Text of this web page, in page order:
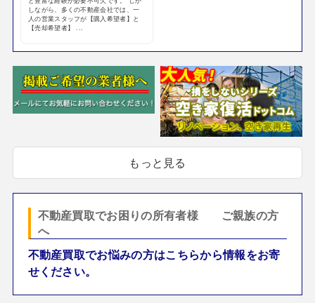
しながら、多くの不動産会社では、一
人の営業スタッフが【購入希望者】と
【売却希望者】 ...
もっと見る
不動産買取でお困りの所有者様 ご親族の方
へ
不動産買取でお悩みの方はこちらから情報をお寄
せください。